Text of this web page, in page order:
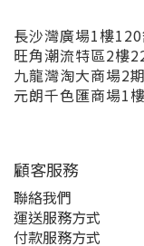
長沙灣廣場1樓
旺角潮流特區2樓
九龍灣淘大商場2
元朗千色匯商場1
顧客服務
聯絡我們
運送服務方式
付款服務方式